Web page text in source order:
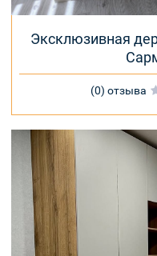
Эксклюзивная
(0) отзыва